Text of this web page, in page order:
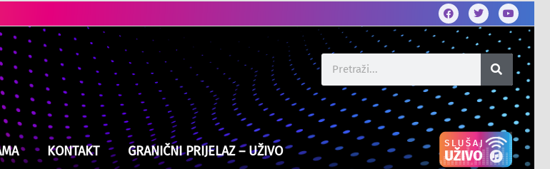
KONTAKT GRANIČNI PRIJELAZ – UŽIVO